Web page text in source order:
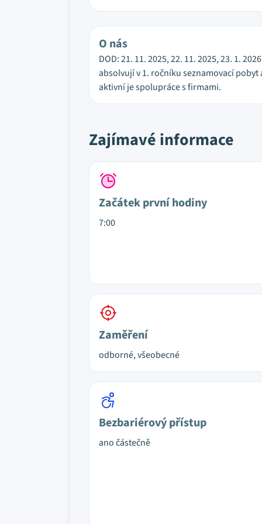
O nás
DOD: 21. 11. 2025, 22. 11. 2025, 23. 1.
absolvují v 1. ročníku seznamovací
aktivní je spolupráce s firmami.
Zajímavé informace
Začátek první hodiny
7:00
Zaměření
odborné, všeobecné
Bezbariérový přístup
ano částečně